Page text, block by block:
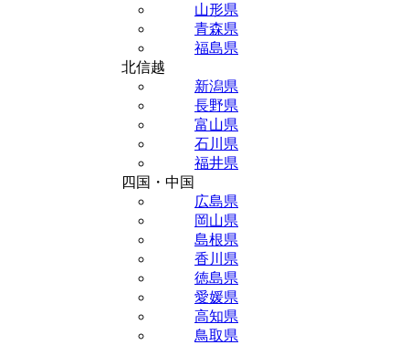
山形県
青森県
福島県
北信越
新潟県
長野県
富山県
石川県
福井県
四国・中国
広島県
岡山県
島根県
香川県
徳島県
愛媛県
高知県
鳥取県